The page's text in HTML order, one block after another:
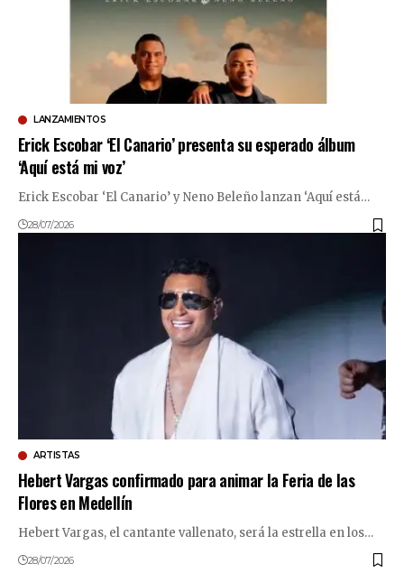
LANZAMIENTOS
Erick Escobar ‘El Canario’ presenta su esperado álbum
‘Aquí está mi voz’
Erick Escobar ‘El Canario’ y Neno Beleño lanzan ‘Aquí está…
28/07/2026
ARTISTAS
Hebert Vargas confirmado para animar la Feria de las
Flores en Medellín
Hebert Vargas, el cantante vallenato, será la estrella en los…
28/07/2026